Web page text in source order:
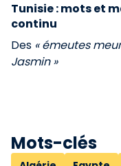
Tunisie : mots et
continu
Des « émeutes
Jasmin »
Mots-clés